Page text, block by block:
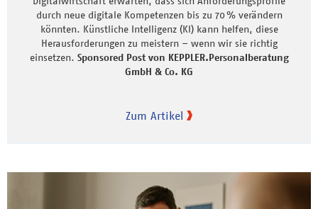
durch neue digitale Kompetenzen bis zu 70 % verändern
könnten. Künstliche Intelligenz (KI) kann helfen, diese
Herausforderungen zu meistern – wenn wir sie richtig
einsetzen. Sponsored Post von KEPPLER.Personalberatung
GmbH & Co. KG
Zum Artikel